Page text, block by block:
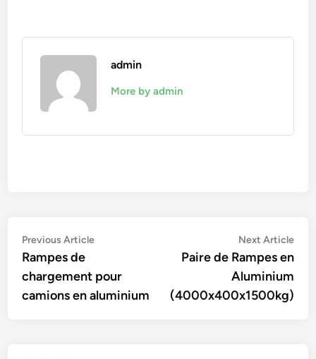
admin
More by admin
Navigation
de
l’article
Previous ArticlePrevious
Rampes de
chargement pour
camions en aluminium
Next Article
Paire de Rampes en
Aluminium
(4000x400x1500kg)